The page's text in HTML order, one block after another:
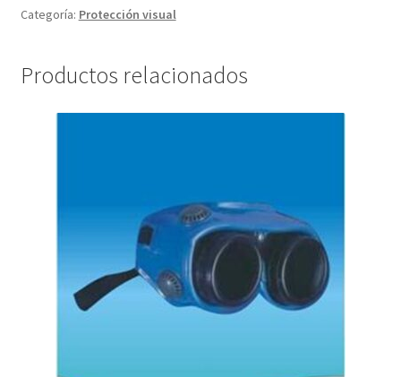
Categoría: Protección visual
Productos relacionados